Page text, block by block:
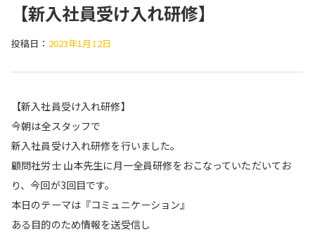
【新入社員受け入れ研修】
投稿日： 2023年1月12日
【新入社員受け入れ研修】
今朝は全スタッフで
新入社員受け入れ研修を行いました。
顧問社労士 山本先生に月一全員研修をおこなっていただいてお
り、今回が3回目です。
本日のテーマは『コミュニケーション』
ある目的のため情報を送受信し